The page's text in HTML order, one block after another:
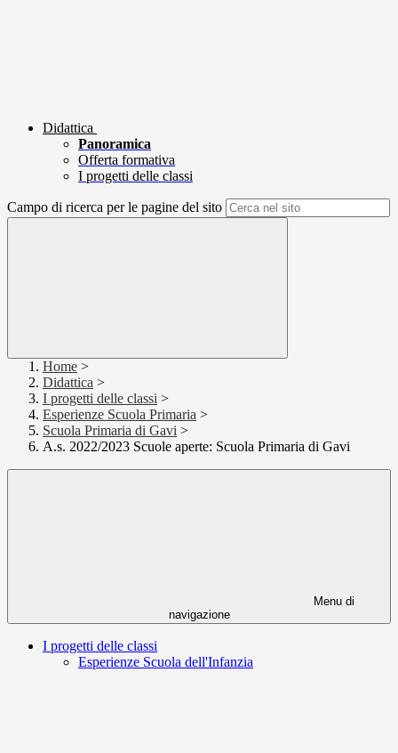
Didattica
Panoramica
Offerta formativa
I progetti delle classi
Campo di ricerca per le pagine del sito
Home >
Didattica >
I progetti delle classi >
Esperienze Scuola Primaria >
Scuola Primaria di Gavi >
A.s. 2022/2023 Scuole aperte: Scuola Primaria di Gavi
Menu di
navigazione
I progetti delle classi
Esperienze Scuola dell'Infanzia